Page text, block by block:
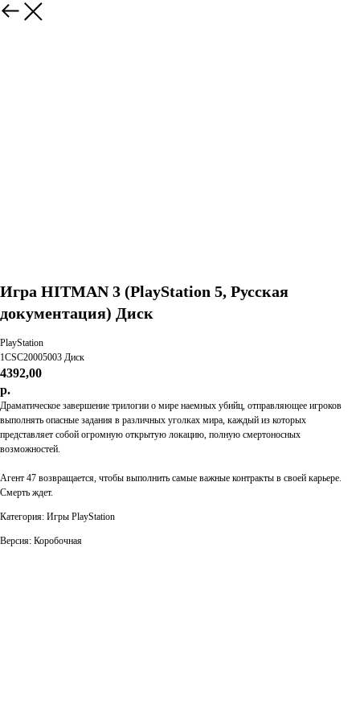
Игра HITMAN 3 (PlayStation 5, Русская
документация) Диск
PlayStation
1CSC20005003 Диск
4392,00
р.
Драматическое завершение трилогии о мире наемных убийц, отправляющее игроков
выполнять опасные задания в различных уголках мира, каждый из которых
представляет собой огромную открытую локацию, полную смертоносных
возможностей.
Агент 47 возвращается, чтобы выполнить самые важные контракты в своей карьере.
Смерть ждет.
Категория: Игры PlayStation
Версия: Коробочная